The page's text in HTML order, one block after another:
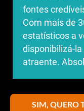
fontes
Com mais de
estatísticos a
disponibilizá-
atraente.
SIM, QUERO